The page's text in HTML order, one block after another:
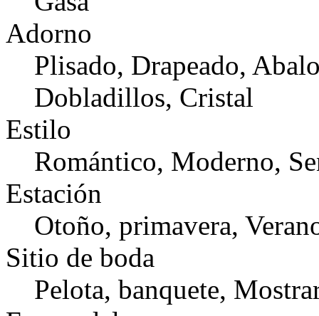
Adorno
Plisado, Drapeado,
Dobladillos, Cristal
Estilo
Romántico, Moderno,
Estación
Otoño, primavera,
Sitio de boda
Pelota, banquete,